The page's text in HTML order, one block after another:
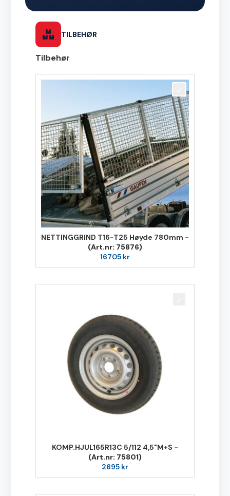
TILBEHØR
Tilbehør
NETTINGGRIND T16-T25 Høyde 780mm -
(Art.nr: 75876)
16705 kr
KOMP.HJUL165R13C 5/112 4,5"M+S -
(Art.nr: 75801)
2695 kr